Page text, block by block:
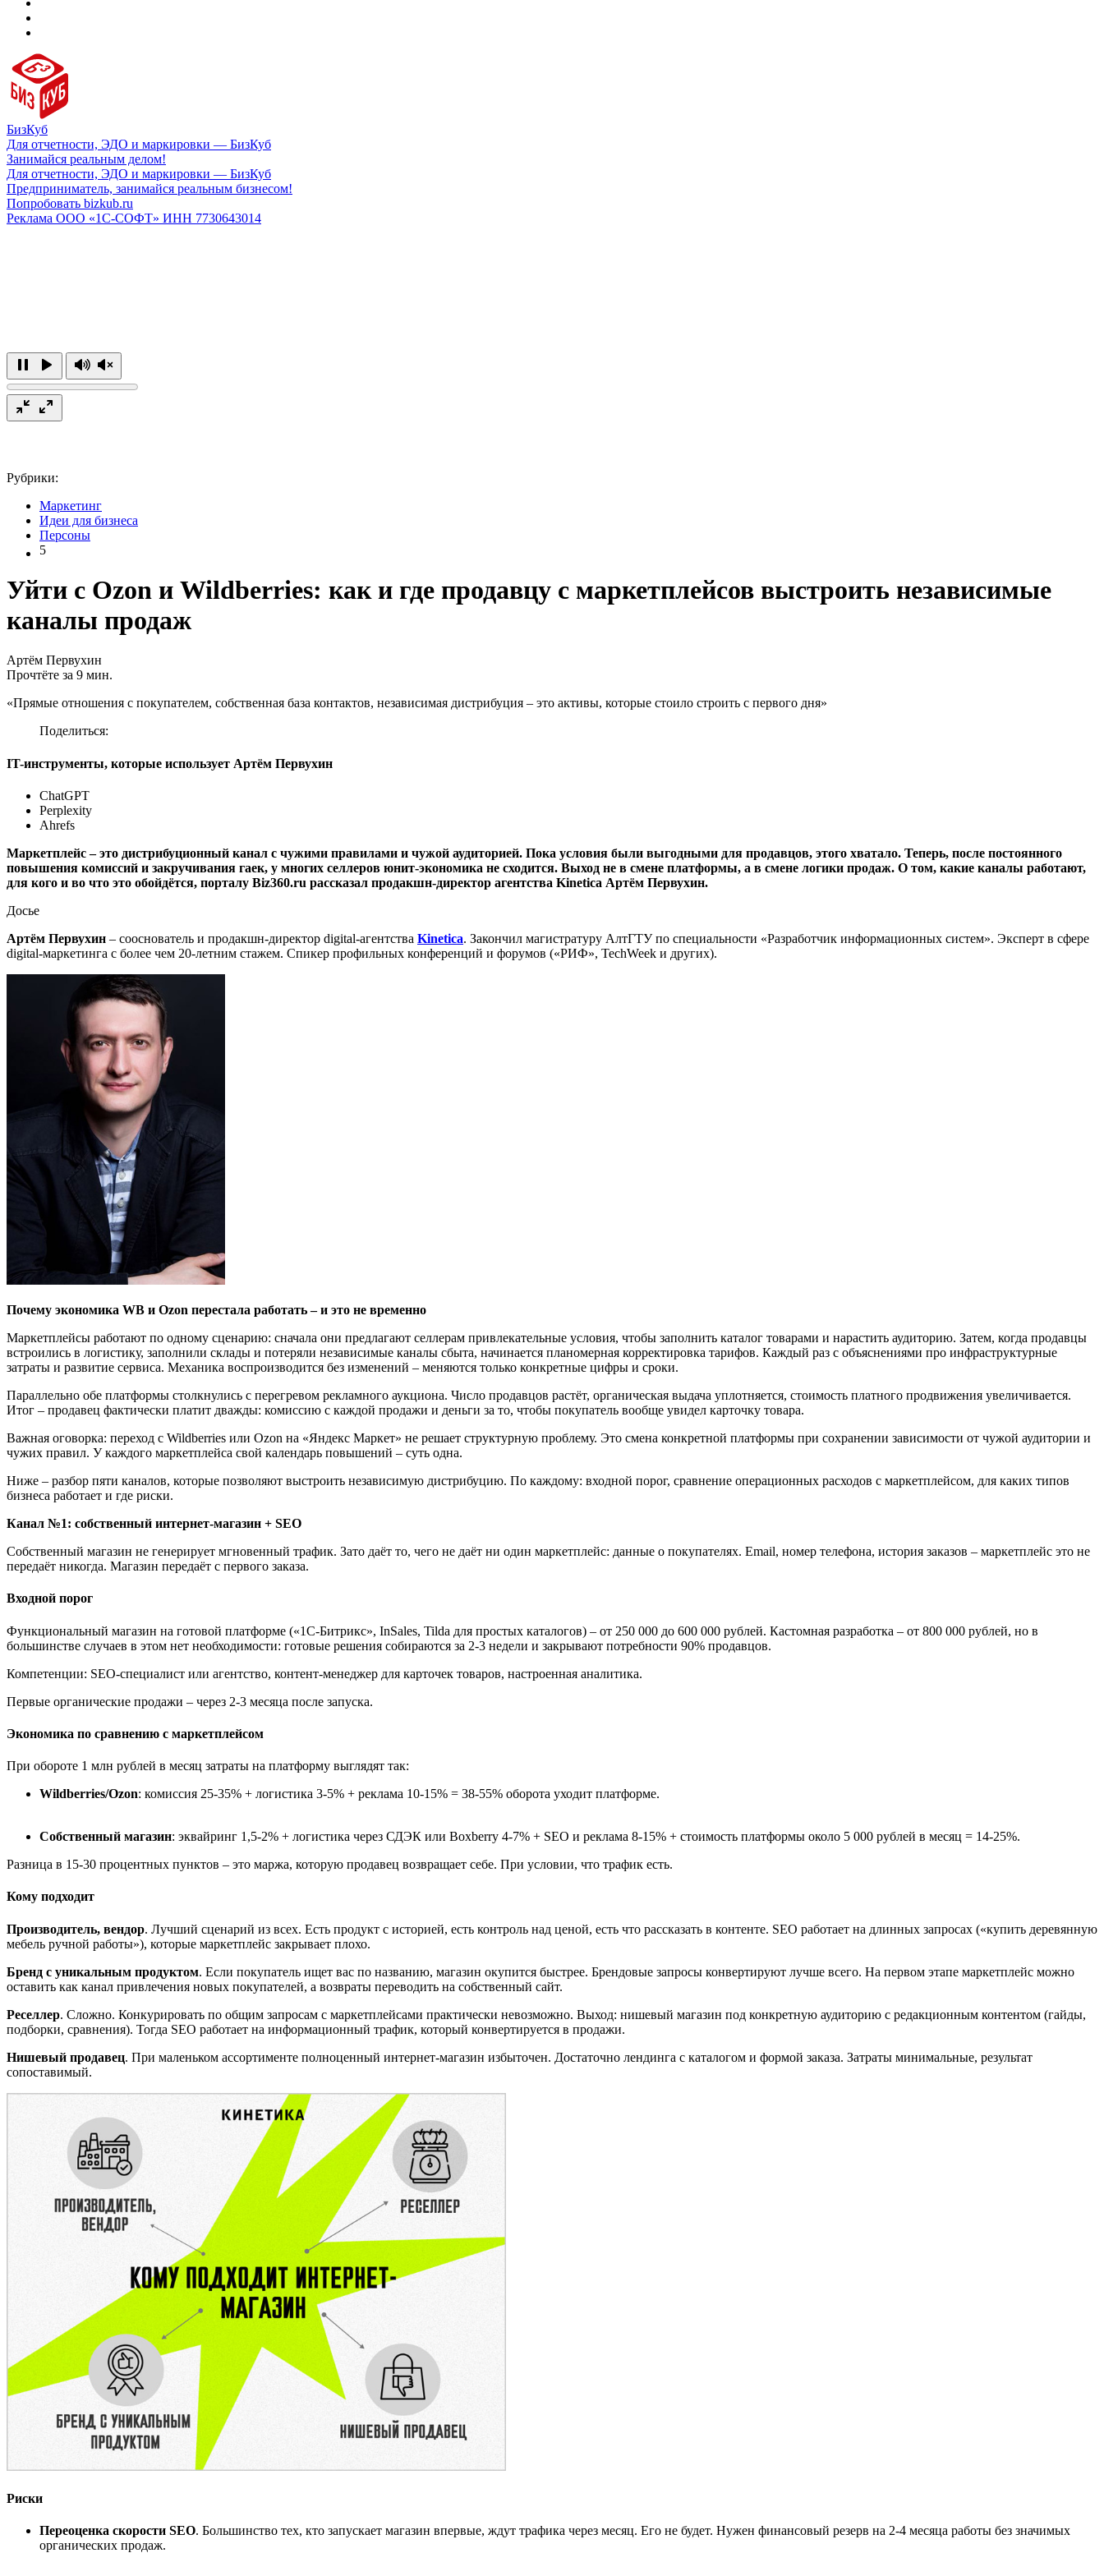
БизКуб
Для отчетности, ЭДО и маркировки — БизКуб
Занимайся реальным делом!
Для отчетности, ЭДО и маркировки — БизКуб
Предприниматель, занимайся реальным бизнесом!
Попробовать bizkub.ru
Реклама ООО «1С-СОФТ» ИНН 7730643014
Рубрики:
Маркетинг
Идеи для бизнеса
Персоны
5
Уйти с Ozon и Wildberries: как и где продавцу с маркетплейсов выстроить независимые
каналы продаж
Артём Первухин
Прочтёте за 9 мин.
«Прямые отношения с покупателем, собственная база контактов, независимая дистрибуция – это активы, которые стоило строить с первого дня»
Поделиться:
IT-инструменты, которые использует Артём Первухин
ChatGPT
Perplexity
Ahrefs
Маркетплейс – это дистрибуционный канал с чужими правилами и чужой аудиторией. Пока условия были выгодными для продавцов, этого хватало. Теперь, после постоянного
повышения комиссий и закручивания гаек, у многих селлеров юнит-экономика не сходится. Выход не в смене платформы, а в смене логики продаж. О том, какие каналы работают,
для кого и во что это обойдётся, порталу Biz360.ru рассказал продакшн-директор агентства Kinetica Артём Первухин.
Досье
Артём Первухин – сооснователь и продакшн-директор digital-агентства Kinetica. Закончил магистратуру АлтГТУ по специальности «Разработчик информационных систем». Эксперт в сфере
digital-маркетинга с более чем 20-летним стажем. Спикер профильных конференций и форумов («РИФ», TechWeek и других).
Почему экономика WB и Ozon перестала работать – и это не временно
Маркетплейсы работают по одному сценарию: сначала они предлагают селлерам привлекательные условия, чтобы заполнить каталог товарами и нарастить аудиторию. Затем, когда продавцы
встроились в логистику, заполнили склады и потеряли независимые каналы сбыта, начинается планомерная корректировка тарифов. Каждый раз с объяснениями про инфраструктурные
затраты и развитие сервиса. Механика воспроизводится без изменений – меняются только конкретные цифры и сроки.
Параллельно обе платформы столкнулись с перегревом рекламного аукциона. Число продавцов растёт, органическая выдача уплотняется, стоимость платного продвижения увеличивается.
Итог – продавец фактически платит дважды: комиссию с каждой продажи и деньги за то, чтобы покупатель вообще увидел карточку товара.
Важная оговорка: переход с Wildberries или Ozon на «Яндекс Маркет» не решает структурную проблему. Это смена конкретной платформы при сохранении зависимости от чужой аудитории и
чужих правил. У каждого маркетплейса свой календарь повышений – суть одна.
Ниже – разбор пяти каналов, которые позволяют выстроить независимую дистрибуцию. По каждому: входной порог, сравнение операционных расходов с маркетплейсом, для каких типов
бизнеса работает и где риски.
Канал №1: собственный интернет-магазин + SEO
Собственный магазин не генерирует мгновенный трафик. Зато даёт то, чего не даёт ни один маркетплейс: данные о покупателях. Email, номер телефона, история заказов – маркетплейс это не
передаёт никогда. Магазин передаёт с первого заказа.
Входной порог
Функциональный магазин на готовой платформе («1С-Битрикс», InSales, Tilda для простых каталогов) – от 250 000 до 600 000 рублей. Кастомная разработка – от 800 000 рублей, но в
большинстве случаев в этом нет необходимости: готовые решения собираются за 2-3 недели и закрывают потребности 90% продавцов.
Компетенции: SEO-специалист или агентство, контент-менеджер для карточек товаров, настроенная аналитика.
Первые органические продажи – через 2-3 месяца после запуска.
Экономика по сравнению с маркетплейсом
При обороте 1 млн рублей в месяц затраты на платформу выглядят так:
Wildberries/Ozon: комиссия 25-35% + логистика 3-5% + реклама 10-15% = 38-55% оборота уходит платформе.
Собственный магазин: эквайринг 1,5-2% + логистика через СДЭК или Boxberry 4-7% + SEO и реклама 8-15% + стоимость платформы около 5 000 рублей в месяц = 14-25%.
Разница в 15-30 процентных пунктов – это маржа, которую продавец возвращает себе. При условии, что трафик есть.
Кому подходит
Производитель, вендор. Лучший сценарий из всех. Есть продукт с историей, есть контроль над ценой, есть что рассказать в контенте. SEO работает на длинных запросах («купить деревянную
мебель ручной работы»), которые маркетплейс закрывает плохо.
Бренд с уникальным продуктом. Если покупатель ищет вас по названию, магазин окупится быстрее. Брендовые запросы конвертируют лучше всего. На первом этапе маркетплейс можно
оставить как канал привлечения новых покупателей, а возвраты переводить на собственный сайт.
Реселлер. Сложно. Конкурировать по общим запросам с маркетплейсами практически невозможно. Выход: нишевый магазин под конкретную аудиторию с редакционным контентом (гайды,
подборки, сравнения). Тогда SEO работает на информационный трафик, который конвертируется в продажи.
Нишевый продавец. При маленьком ассортименте полноценный интернет-магазин избыточен. Достаточно лендинга с каталогом и формой заказа. Затраты минимальные, результат
сопоставимый.
Риски
Переоценка скорости SEO. Большинство тех, кто запускает магазин впервые, ждут трафика через месяц. Его не будет. Нужен финансовый резерв на 2-4 месяца работы без значимых
органических продаж.